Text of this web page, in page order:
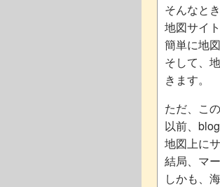
そんなと
地図サイ
簡単に地
そして、
きます。
ただ、こ
以前、
地図上に
結局、マ
しかも、